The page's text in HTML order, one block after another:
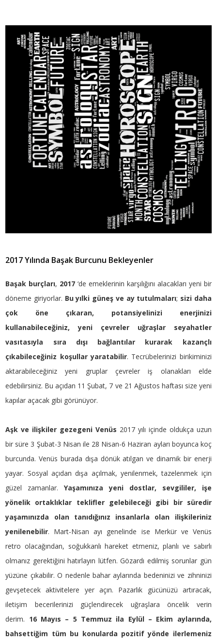
2017 Yılında Başak Burcunu Bekleyenler
Başak burçları, 2017 ‘de emeklerinin karşılığını alacakları yeni bir
döneme giriyorlar. Bu yılki güneş ve ay tutulmaları; sizi daha
çok öne çıkaran, potansiyelinizi enerjinizi
kullanabileceğiniz, yeni çevreler uğraşlar seyahatler
vasıtasıyla sıra dışı bağlantılar kurarak kazançlı
çıkabileceğiniz koşullar yaratabilir. Tecrübelerinizi birikiminizi
aktarabileceğiniz yeni gruplar çevreler iş olanakları elde
edebilirsiniz. Bu açıdan 11 Şubat, 7 ve 21 Ağustos haftası size yeni
kapılar açacak gibi görünüyor.
Aşk ve ilişkiler gezegeni Venüs 2017 yılı içinde oldukça uzun
bir süre 3 Şubat-3 Nisan ile 28 Nisan-6 Haziran ayları boyunca koç
burcunda. Venüs burada dışa dönük atılgan ve dinamik bir enerji
yayar. Sosyal açıdan dışa açılmak, yenilenmek, tazelenmek için
güzel zamanlar.Yaşamınıza yeni dostlar, sevgililer, işe
yönelik ortaklıklar teklifler gelebileceği gibi bir süredir
yaşamınızda olan tanıdığınız insanlarla olan ilişkileriniz
yenilenebilir. Mart-Nisan ayı genelinde ise Merkür ve Venüs
retro olacağından, soğukkanlı hareket etmeniz, planlı ve sabırlı
olmanız gerektiğini hatırlayın lütfen. Gözardı edilmiş sorunlar gün
yüzüne çıkabilir. O nedenle bahar aylarında bedeninizi ve zihninizi
gevşetecek aktivitelere yer açın. Pazarlık gücünüzü artıracak,
iletişim becerilerinizi güçlendirecek uğraşlara öncelik verin
derim. 16 Mayıs – 5 Temmuz ila Eylül – Ekim aylarında,
bahsettiğim tüm bu konularda pozitif yönde ilerlemeniz